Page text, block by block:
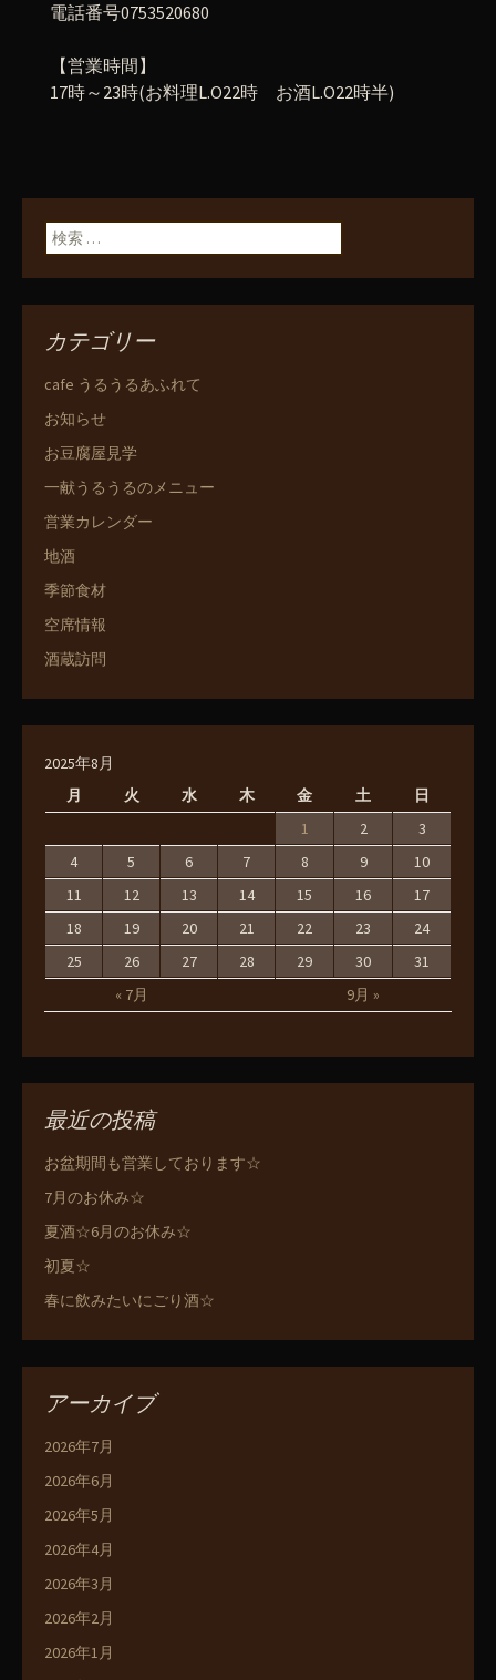
電話番号0753520680
【営業時間】
17時～23時(お料理L.O22時 お酒L.O22時半)
検索:
カテゴリー
cafe うるうるあふれて
お知らせ
お豆腐屋見学
一献うるうるのメニュー
営業カレンダー
地酒
季節食材
空席情報
酒蔵訪問
2025年8月
月
火 水 木 金 土 日
« 7月 9月 »
1 2
3
4
5 6 7 8 9
10
11
12 13 14 15 16
17
18
19 20 21 22 23
24
25
26 27 28 29 30 31
最近の投稿
お盆期間も営業しております☆
7月のお休み☆
夏酒☆6月のお休み☆
初夏☆
春に飲みたいにごり酒☆
アーカイブ
2026年7月
2026年6月
2026年5月
2026年4月
2026年3月
2026年2月
2026年1月